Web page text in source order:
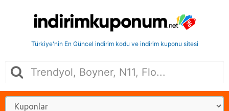
Türkiye'nin En Güncel indirim kodu ve indirim kuponu sitesi